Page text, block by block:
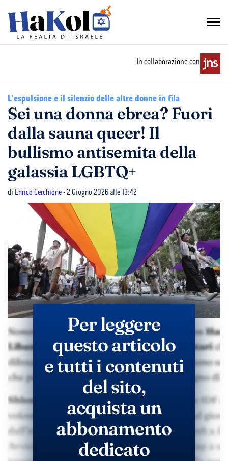
In collaborazione con
L'espulsione e il silenzio delle altre donne in fila
Sei una donna ebrea? Fuori
dalla sauna queer! Il
bullismo antisemita della
galassia LGBTQ+
di Enrico Cerchione- 2 Giugno 2026 alle 13:42
Per leggere
questo articolo
e tutti i contenuti
del sito,
acquista un
abbonamento
dedicato